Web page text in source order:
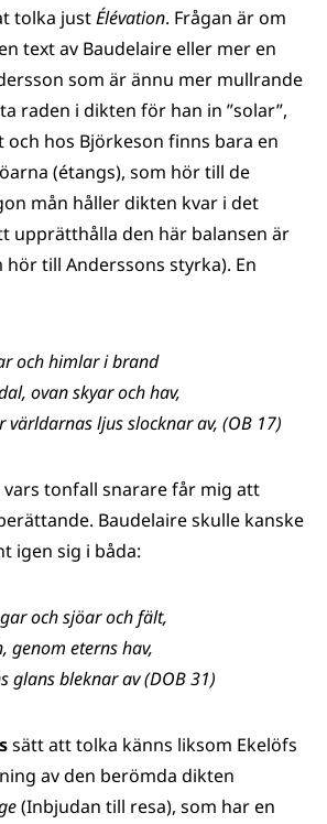
tolka justÉlévation. Frågan är om
text av Baudelaire eller mer en
som är ännu mer mullrande
raden i dikten för han in ”solar”,
hos Björkeson finns bara en
(étangs), som hör till de
mån håller dikten kvar i det
upprätthålla den här balansen är
till Anderssons styrka). En
och himlar i brand
ovan skyar och hav,
ljus slocknar av, (OB 17)
vars tonfall snarare får mig att
Baudelaire skulle kanske
igen sig i båda:
och sjöar och fält,
genom eterns hav,
glans bleknar av (DOB 31)
sätt att tolka känns liksom Ekelöfs
av den berömda dikten
(Inbjudan till resa), som har en